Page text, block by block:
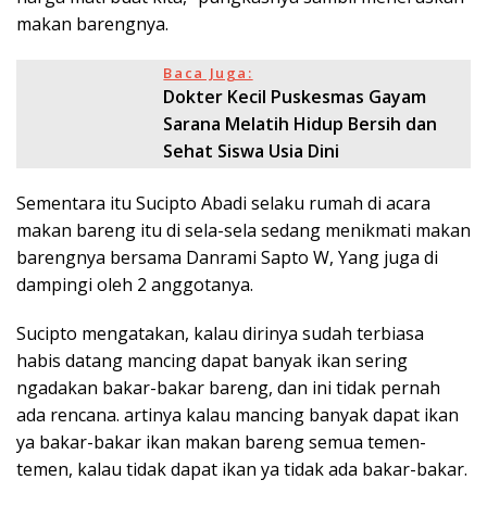
makan barengnya.
Baca Juga:
Dokter Kecil Puskesmas Gayam
Sarana Melatih Hidup Bersih dan
Sehat Siswa Usia Dini
Sementara itu Sucipto Abadi selaku rumah di acara
makan bareng itu di sela-sela sedang menikmati makan
barengnya bersama Danrami Sapto W, Yang juga di
dampingi oleh 2 anggotanya.
Sucipto mengatakan, kalau dirinya sudah terbiasa
habis datang mancing dapat banyak ikan sering
ngadakan bakar-bakar bareng, dan ini tidak pernah
ada rencana. artinya kalau mancing banyak dapat ikan
ya bakar-bakar ikan makan bareng semua temen-
temen, kalau tidak dapat ikan ya tidak ada bakar-bakar.